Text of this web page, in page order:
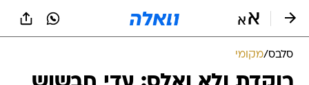
סלבס/מקומי